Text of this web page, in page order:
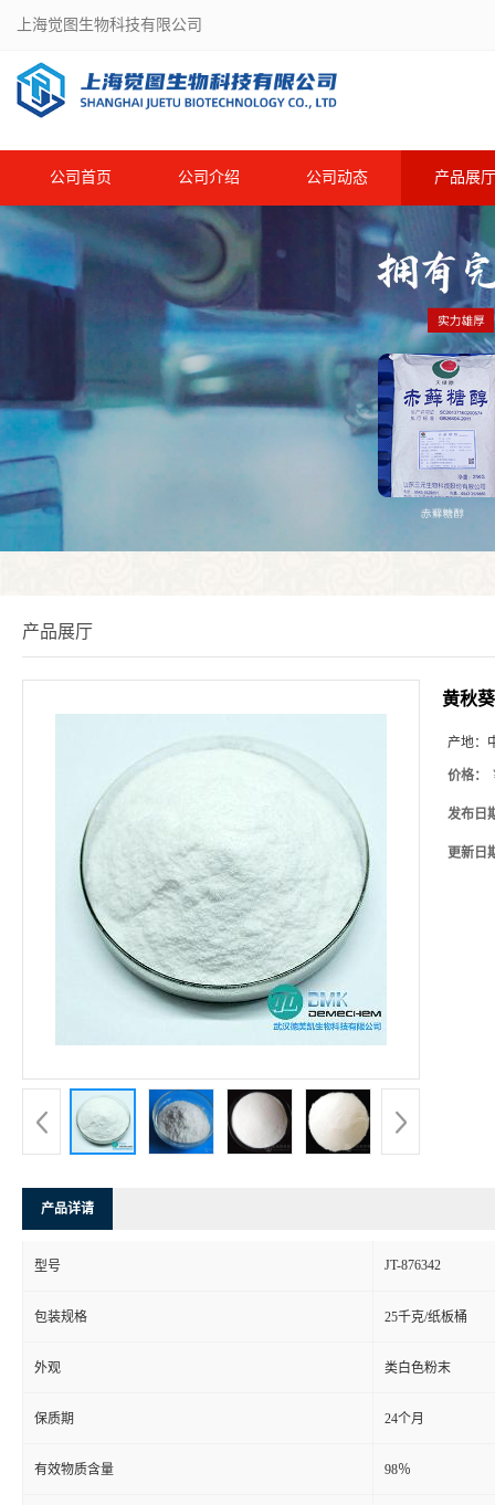
上海觉图生物科技有限公司
公司首页 公司介绍 公司动态 产品展厅
产品展厅
黄秋
产地：
价格：
发布日
更新日
产品详请
型号 JT-876342
包装规格 25千克/纸板桶
外观 类白色粉末
保质期 24个月
有效物质含量 98％